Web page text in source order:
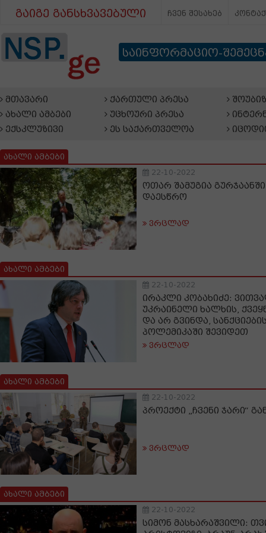
გაიგე განსხვავებული ჩვენ შესახებ
საინფორმაციო-
მთავარი
ახალი ამბები
ექსკლუზივი
ქართული პრესა
უცხოური პრესა
ეს საქართველოა
ახალი ამბები
22-10-2022
ოთარ შამუგია
დაესწრო
ვრცლად
ახალი ამბები
22-10-2022
ირაკლი კობახიძე:
უკრაინელი ხალხის,
და არ გვინდა,
პოლემიკაში შევიდეთ
ვრცლად
ახალი ამბები
22-10-2022
პროექტი „ჩვენი ჯარი“
ვრცლად
ახალი ამბები
22-10-2022
სიმონ მასხარაშვილი: